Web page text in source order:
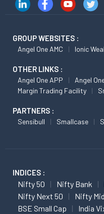
GROUP WEBSITES :
Angel One AMC Ionic
OTHER LINKS :
Angel One APP Angel
Margin Trading Facility
PARTNERS :
Sensibull Smallcase
INDICES :
Nifty 50 Nifty Bank
Nifty Next 50
Nifty
BSE Small Cap
India